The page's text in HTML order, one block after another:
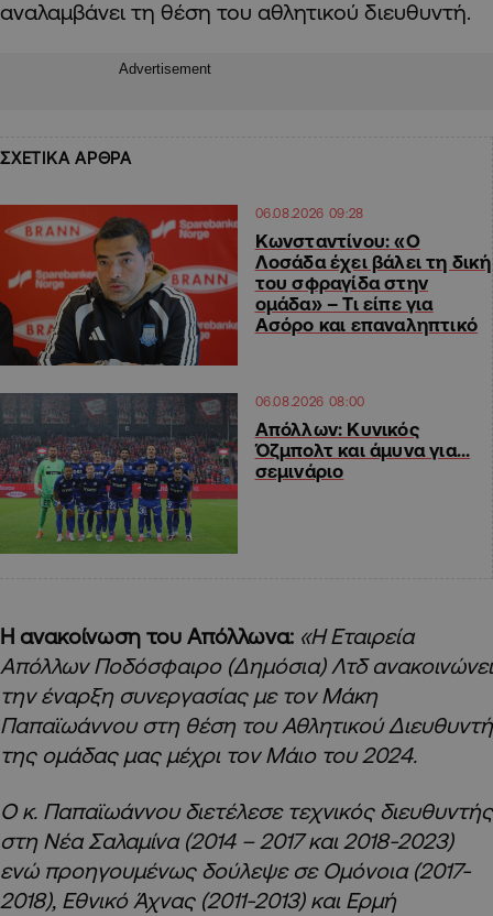
αναλαμβάνει τη θέση του αθλητικού διευθυντή.
Advertisement
ΣΧΕΤΙΚΑ ΑΡΘΡΑ
06.08.2026 09:28
Κωνσταντίνου: «Ο
Λοσάδα έχει βάλει τη δική
του σφραγίδα στην
ομάδα» – Τι είπε για
Ασόρο και επαναληπτικό
06.08.2026 08:00
Απόλλων: Κυνικός
Όζμπολτ και άμυνα για…
σεμινάριο
H ανακοίνωση του Απόλλωνα: «Η Εταιρεία
Απόλλων Ποδόσφαιρο (Δημόσια) Λτδ ανακοινώνει
την έναρξη συνεργασίας με τον Μάκη
Παπαϊωάννου στη θέση του Αθλητικού Διευθυντή
της ομάδας μας μέχρι τον Μάιο του 2024.
Ο κ. Παπαϊωάννου διετέλεσε τεχνικός διευθυντής
στη Νέα Σαλαμίνα (2014 – 2017 και 2018-2023)
ενώ προηγουμένως δούλεψε σε Ομόνοια (2017-
2018), Εθνικό Άχνας (2011-2013) και Ερμή